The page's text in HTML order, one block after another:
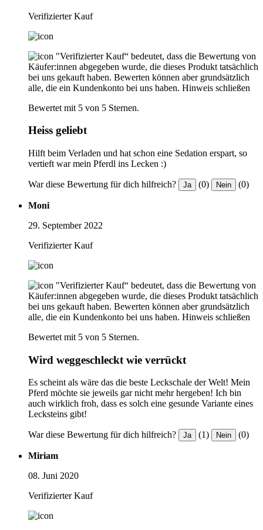
Verifizierter Kauf
"Verifizierter Kauf“ bedeutet, dass die Bewertung von
Käufer:innen abgegeben wurde, die dieses Produkt tatsächlich
bei uns gekauft haben. Bewerten können aber grundsätzlich
alle, die ein Kundenkonto bei uns haben. Hinweis schließen
Bewertet mit 5 von 5 Sternen.
Heiss geliebt
Hilft beim Verladen und hat schon eine Sedation erspart, so
vertieft war mein Pferdl ins Lecken :)
War diese Bewertung für dich hilfreich? Ja (0) Nein (0)
Moni
29. September 2022
Verifizierter Kauf
"Verifizierter Kauf“ bedeutet, dass die Bewertung von
Käufer:innen abgegeben wurde, die dieses Produkt tatsächlich
bei uns gekauft haben. Bewerten können aber grundsätzlich
alle, die ein Kundenkonto bei uns haben. Hinweis schließen
Bewertet mit 5 von 5 Sternen.
Wird weggeschleckt wie verrückt
Es scheint als wäre das die beste Leckschale der Welt! Mein
Pferd möchte sie jeweils gar nicht mehr hergeben! Ich bin
auch wirklich froh, dass es solch eine gesunde Variante eines
Lecksteins gibt!
War diese Bewertung für dich hilfreich? Ja (1) Nein (0)
Miriam
08. Juni 2020
Verifizierter Kauf